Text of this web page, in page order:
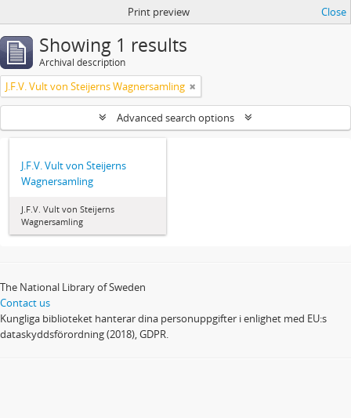
Print preview Close
Showing 1 results
Archival description
J.F.V. Vult von Steijerns Wagnersamling
Advanced search options
J.F.V. Vult von Steijerns
Wagnersamling
J.F.V. Vult von Steijerns
Wagnersamling
The National Library of Sweden
Contact us
Kungliga biblioteket hanterar dina personuppgifter i enlighet med EU:s
dataskyddsförordning (2018), GDPR.